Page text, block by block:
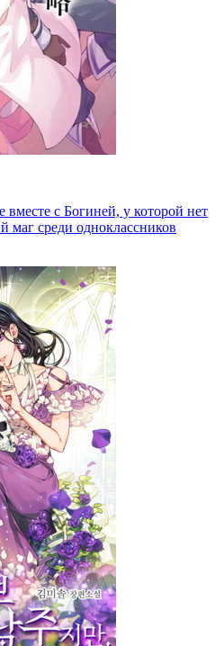
вместе с Богиней, у которой нет
маг среди одноклассников